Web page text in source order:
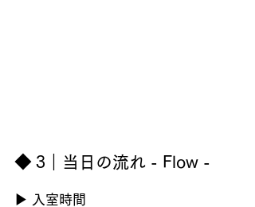
◆ 3｜当日の流れ - Flow -
▶ 入室時間